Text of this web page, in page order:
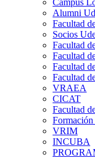
Campus
Alumni
Facultad
Socios
Facultad
Facultad
Facultad
Facultad
VRAEA
CICAT
Facultad
Formación
VRIM
INCUBA